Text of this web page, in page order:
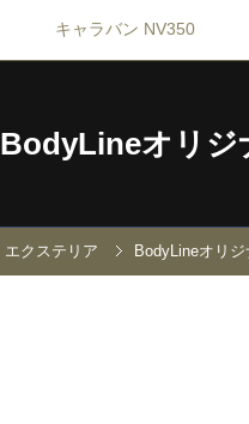
キャラバン NV350
BodyLineオリ
エクステリア BodyLineオリ